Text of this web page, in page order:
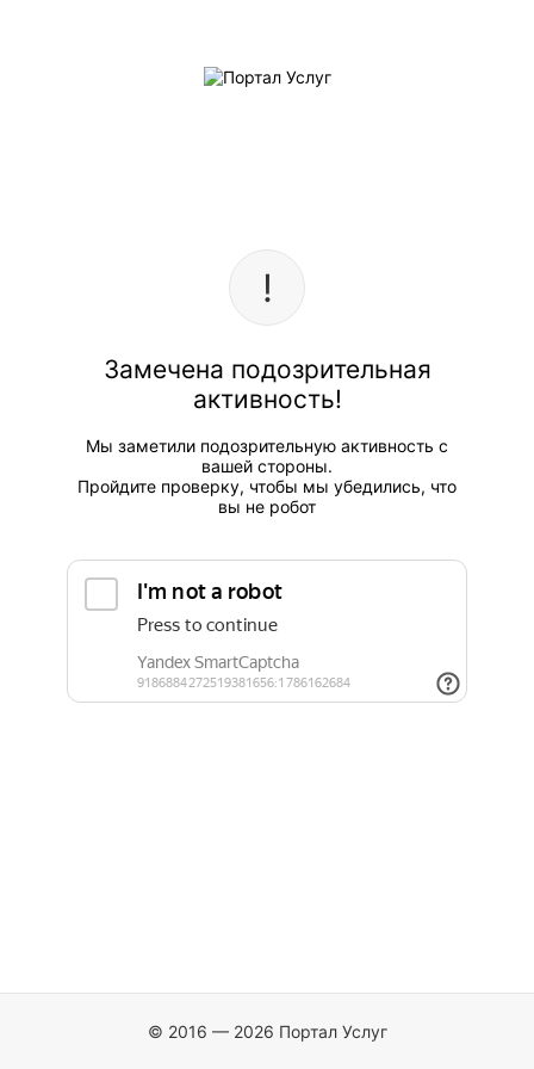
Замечена подозрительная
активность!
Мы заметили подозрительную активность с
вашей стороны.
Пройдите проверку, чтобы мы убедились, что
вы не робот
© 2016 — 2026 Портал Услуг